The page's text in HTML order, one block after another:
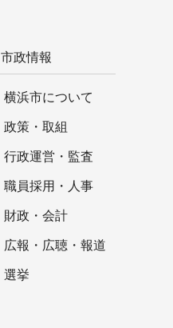
市政情報
横浜市について
政策・取組
行政運営・監査
職員採用・人事
財政・会計
広報・広聴・報道
選挙